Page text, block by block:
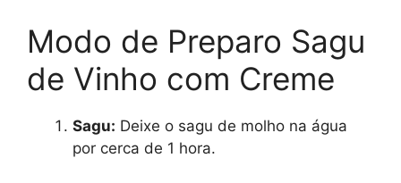
Modo de Preparo Sagu
de Vinho com Creme
Sagu: Deixe o sagu de molho na água
por cerca de 1 hora.